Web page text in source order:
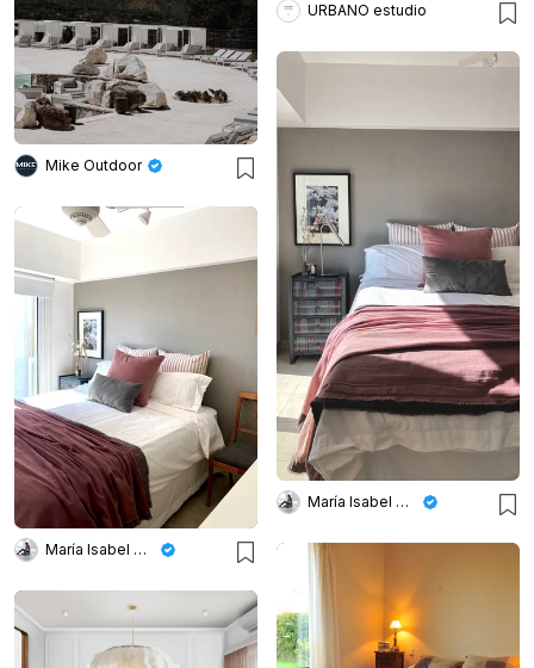
URBANO estudio
Mike Outdoor
María Isabel Wetzel
María Isabel Wetzel